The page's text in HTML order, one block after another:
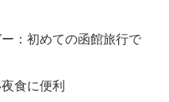
：初めての函館旅行で
食に便利